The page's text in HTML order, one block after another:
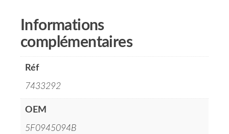
Informations
complémentaires
Réf
7433292
OEM
5F0945094B